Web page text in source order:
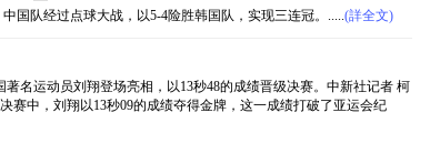
国队经过点球大战，以5-4险胜韩国队，实现三连冠。.....(詳全文)
名运动员刘翔登场亮相，以13秒48的成绩晋级决赛。中新社记者 柯
赛中，刘翔以13秒09的成绩夺得金牌，这一成绩打破了亚运会纪